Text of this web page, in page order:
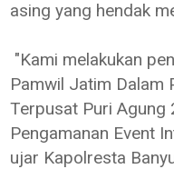
asing yang hendak
"Kami melakukan
Pamwil Jatim Dalam
Terpusat Puri Agung
Pengamanan Event
ujar Kapolresta